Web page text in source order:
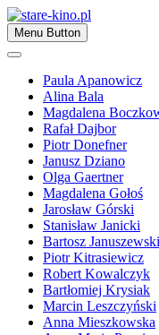
Skip
to
content
stare-kino.pl
Zapraszamy
Menu Button
Paula Apanowicz
Alina Bala
Magdalena
Rafał Dajbor
Piotr Donefner
Janusz Dziano
Olga Gaertner
Magdalena Gołoś
Jarosław Górski
Stanisław Janicki
Bartosz Januszewski
Piotr Kitrasiewicz
Robert Kowalczyk
Bartłomiej Krysiak
Marcin Leszczyński
Anna Mieszkowska